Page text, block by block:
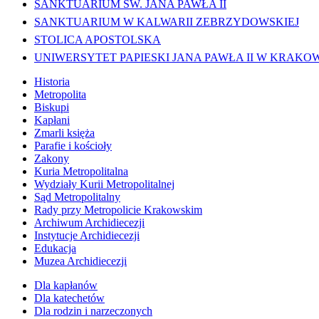
SANKTUARIUM ŚW. JANA PAWŁA II
SANKTUARIUM W KALWARII ZEBRZYDOWSKIEJ
STOLICA APOSTOLSKA
UNIWERSYTET PAPIESKI JANA PAWŁA II W
Historia
Metropolita
Biskupi
Kapłani
Zmarli księża
Parafie i kościoły
Zakony
Kuria Metropolitalna
Wydziały Kurii Metropolitalnej
Sąd Metropolitalny
Rady przy Metropolicie Krakowskim
Archiwum Archidiecezji
Instytucje Archidiecezji
Edukacja
Muzea Archidiecezji
Dla kapłanów
Dla katechetów
Dla rodzin i narzeczonych